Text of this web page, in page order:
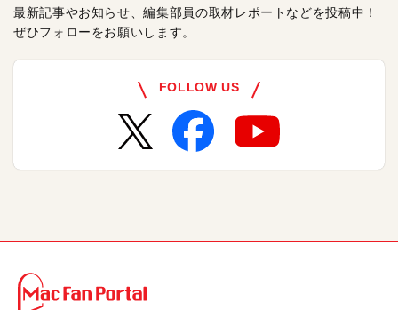
最新記事やお知らせ、編集部員の取材レポートなどを投稿中！
ぜひフォローをお願いします。
FOLLOW US